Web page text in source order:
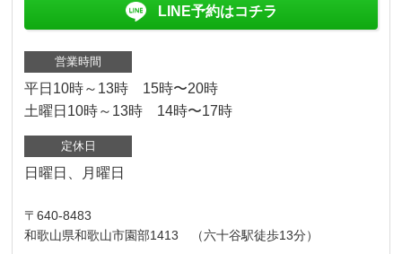
LINE予約はコチラ
営業時間
平日10時～13時 15時〜20時
土曜日10時～13時 14時〜17時
定休日
日曜日、月曜日
〒640-8483
和歌山県和歌山市園部1413 （六十谷駅徒歩13分）